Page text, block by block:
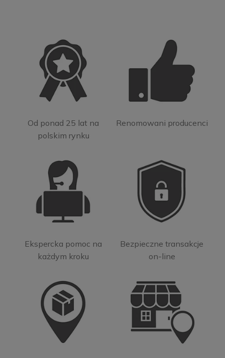
Od ponad 25 lat na
polskim rynku
Renomowani producenci
Ekspercka pomoc na
każdym kroku
Bezpieczne transakcje
on-line